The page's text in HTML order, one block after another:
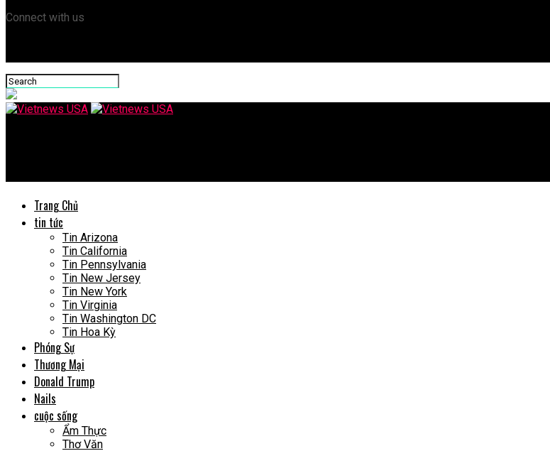
Connect with us
Trang Chủ
tin tức
Tin Arizona
Tin California
Tin Pennsylvania
Tin New Jersey
Tin New York
Tin Virginia
Tin Washington DC
Tin Hoa Kỳ
Phóng Sự
Thương Mại
Donald Trump
Nails
cuộc sống
Ẩm Thực
Thơ Văn